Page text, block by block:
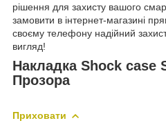
рішення для захисту вашого
замовити в інтернет-магазині
своєму телефону надійний
вигляд!
Накладка Shock case
Прозора
Приховати